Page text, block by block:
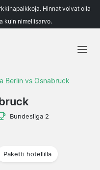
Hinnat voivat olla
kuin nimellisarvo.
Berlin vs Osnabruck
Bundesliga 2
Paketti hotellilla